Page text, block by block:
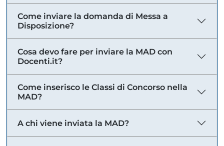
Come inviare la domanda di Messa a
Disposizione?
Cosa devo fare per inviare la MAD con
Docenti.it?
Come inserisco le Classi di Concorso nella
MAD?
A chi viene inviata la MAD?